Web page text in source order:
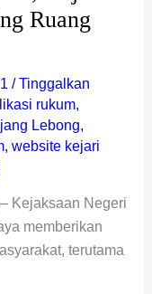
Ruang
/Tinggalkan
rukum,
Lebong,
, website kejari
Kejaksaan Negeri
memberikan
terutama